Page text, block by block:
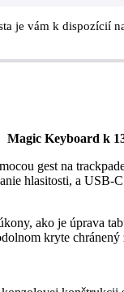
je vám k dispozícií
Magic Keyboard k
gest na
hlasitosti, a
ako je
odolnom kryte